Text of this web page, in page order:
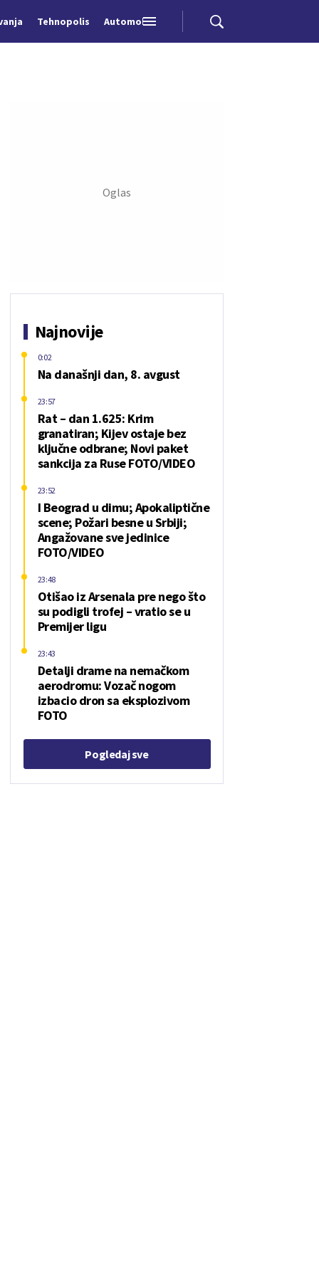
Tehnopolis Automobili
Najnovije
Na današnji dan, 8. avgust
0:02
Rat – dan 1.625: Krim
granatiran; Kijev ostaje bez
ključne odbrane; Novi paket
sankcija za Ruse FOTO/VIDEO
23:57
I Beograd u dimu; Apokaliptične
scene; Požari besne u Srbiji;
Angažovane sve jedinice
FOTO/VIDEO
23:52
Otišao iz Arsenala pre nego što
su podigli trofej – vratio se u
Premijer ligu
23:48
Detalji drame na nemačkom
aerodromu: Vozač nogom
izbacio dron sa eksplozivom
FOTO
23:43
Pogledaj sve